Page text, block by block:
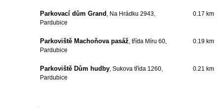
Parkovací dům Grand , Na Hrádku 2943,
Pardubice
0.17 km
Parkoviště Machoňova pasáž, třída Míru 60,
Pardubice
0.19 km
Parkoviště Dům hudby, Sukova třída 1260,
Pardubice
0.21 km